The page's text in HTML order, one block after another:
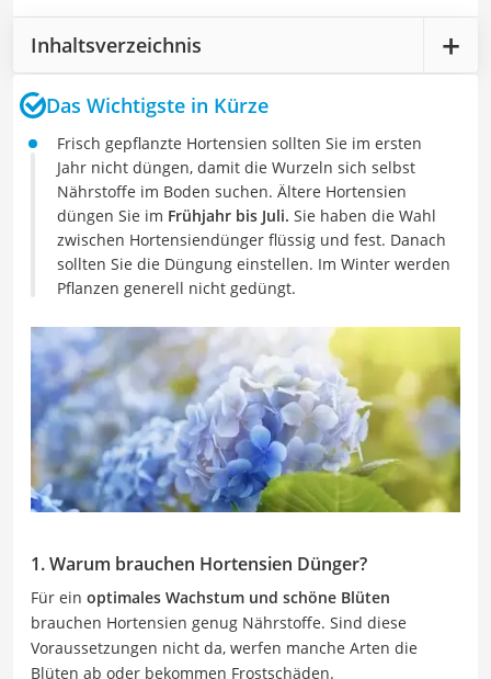
Inhaltsverzeichnis
Das Wichtigste in Kürze
Frisch gepflanzte Hortensien sollten Sie im ersten
Jahr nicht düngen, damit die Wurzeln sich selbst
Nährstoffe im Boden suchen. Ältere Hortensien
düngen Sie im Frühjahr bis Juli. Sie haben die Wahl
zwischen Hortensiendünger flüssig und fest. Danach
sollten Sie die Düngung einstellen. Im Winter werden
Pflanzen generell nicht gedüngt.
1. Warum brauchen Hortensien Dünger?
Für ein optimales Wachstum und schöne Blüten
brauchen Hortensien genug Nährstoffe. Sind diese
Voraussetzungen nicht da, werfen manche Arten die
Blüten ab oder bekommen Frostschäden.